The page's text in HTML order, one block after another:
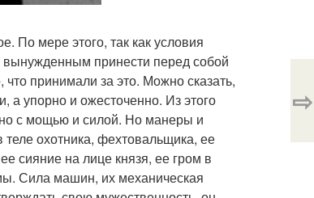
По мере этого, так как условия
принести перед собой
принимали за это. Можно сказать,
а упорно и ожесточенно. Из этого
с мощью и силой. Но манеры и
теле охотника, фехтовальщика, ее
сияние на лице князя, ее гром в
Сила машин, их механическая
⇨